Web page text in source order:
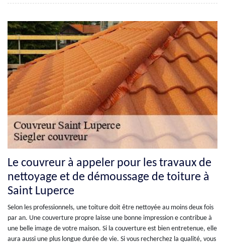
Le couvreur à appeler pour les travaux de
nettoyage et de démoussage de toiture à
Saint Luperce
Selon les professionnels, une toiture doit être nettoyée au moins deux fois
par an. Une couverture propre laisse une bonne impression e contribue à
une belle image de votre maison. Si la couverture est bien entretenue, elle
aura aussi une plus longue durée de vie. Si vous recherchez la qualité, vous